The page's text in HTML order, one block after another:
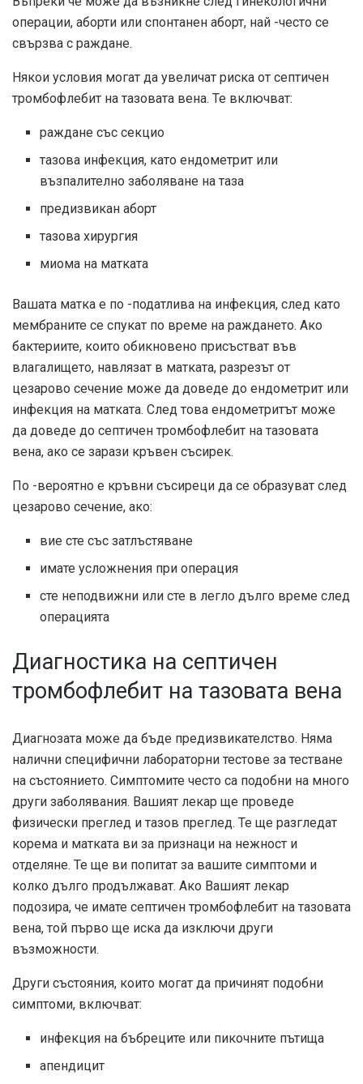
операции, аборти или спонтанен аборт, най -често се
свързва с раждане.
Някои условия могат да увеличат риска от септичен
тромбофлебит на тазовата вена. Те включват:
раждане със секцио
тазова инфекция, като ендометрит или
възпалително заболяване на таза
предизвикан аборт
тазова хирургия
миома на матката
Вашата матка е по -податлива на инфекция, след като
мембраните се спукат по време на раждането. Ако
бактериите, които обикновено присъстват във
влагалището, навлязат в матката, разрезът от
цезарово сечение може да доведе до ендометрит или
инфекция на матката. След това ендометритът може
да доведе до септичен тромбофлебит на тазовата
вена, ако се зарази кръвен съсирек.
По -вероятно е кръвни съсиреци да се образуват след
цезарово сечение, ако:
вие сте със затлъстяване
имате усложнения при операция
сте неподвижни или сте в легло дълго време след
операцията
Диагностика на септичен
тромбофлебит на тазовата вена
Диагнозата може да бъде предизвикателство. Няма
налични специфични лабораторни тестове за тестване
на състоянието. Симптомите често са подобни на много
други заболявания. Вашият лекар ще проведе
физически преглед и тазов преглед. Те ще разгледат
корема и матката ви за признаци на нежност и
отделяне. Те ще ви попитат за вашите симптоми и
колко дълго продължават. Ако Вашият лекар
подозира, че имате септичен тромбофлебит на тазовата
вена, той първо ще иска да изключи други
възможности.
Други състояния, които могат да причинят подобни
симптоми, включват:
инфекция на бъбреците или пикочните пътища
апендицит